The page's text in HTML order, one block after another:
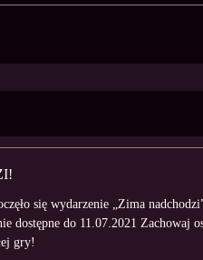
się wydarzenie „Zima
dostępne do 11.07.2021 Zachowaj
gry!